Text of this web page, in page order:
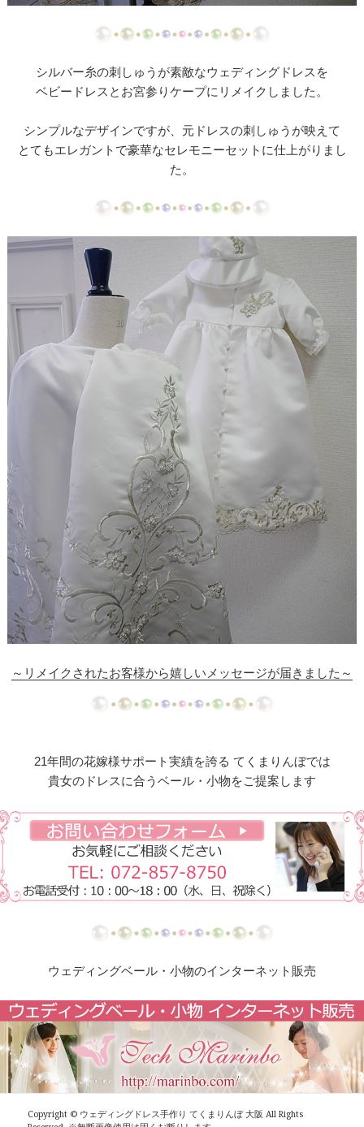
ス
【ドレスリメイク】ミカドサテンのベビードレスⅡ
ビードレス
【ドレスリメイク】カラードレスリメイクのベビー
【ドレスリメイク】お花のアクセサリーボックス
【ドレス・タキシードリメイク】フレーム型ミニチ
ュアと日傘
【ドレスリメイク】スカートとショールとコサージ
ュ
【ドレスリメイク】レースのベビードレスと1/4ミニ
チュアドレス
【ドレスリメイク】ラビットペアのドレス＆タキシ
【ドレスリメイク】セレモニーバッグ＆ポーチ
【ドレスリメイク】夢みるフリルのベビードレス
【ドレスリメイク】ダッフィーとシェリーメイのウ
ェディングドレス
【ドレスリメイク】オーバードレス付きのベビード
ド
ドレス
【ドレスリメイク】フリルとレースの幸せベビード
レス
くるみ
【ドレスリメイク】3世代をつなぐベビードレス
【ドレスリメイク】ベスト付きのタキシード風ベビ
シルバー糸の刺しゅうが素敵なウェディングドレスを
ベビードレスとお宮参りケープにリメイクしました。
シンプルなデザインですが、元ドレスの刺しゅうが映えて
とてもエレガントで豪華なセレモニーセットに仕上がりまし
た。
～リメイクされたお客様から嬉しいメッセージが届きました～
21年間の花嫁様サポート実績を誇る てくまりんぼでは
貴女のドレスに合うベール・小物をご提案します
ウェディングベール・小物のインターネット販売
Copyright © ウェディングドレス手作り てくまりんぼ 大阪 All Rights